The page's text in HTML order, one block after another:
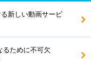
新しい動画サービ
るために不可欠